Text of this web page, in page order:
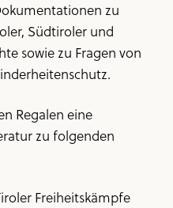
zu
Südtiroler und
sowie zu Fragen von
Regalen eine
zu folgenden
Freiheitskämpfe